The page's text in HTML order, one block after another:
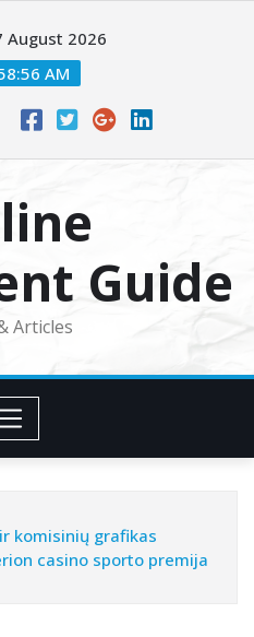
August 2026
AM
Guide
Articles
komisinių grafikas
casino sporto premija